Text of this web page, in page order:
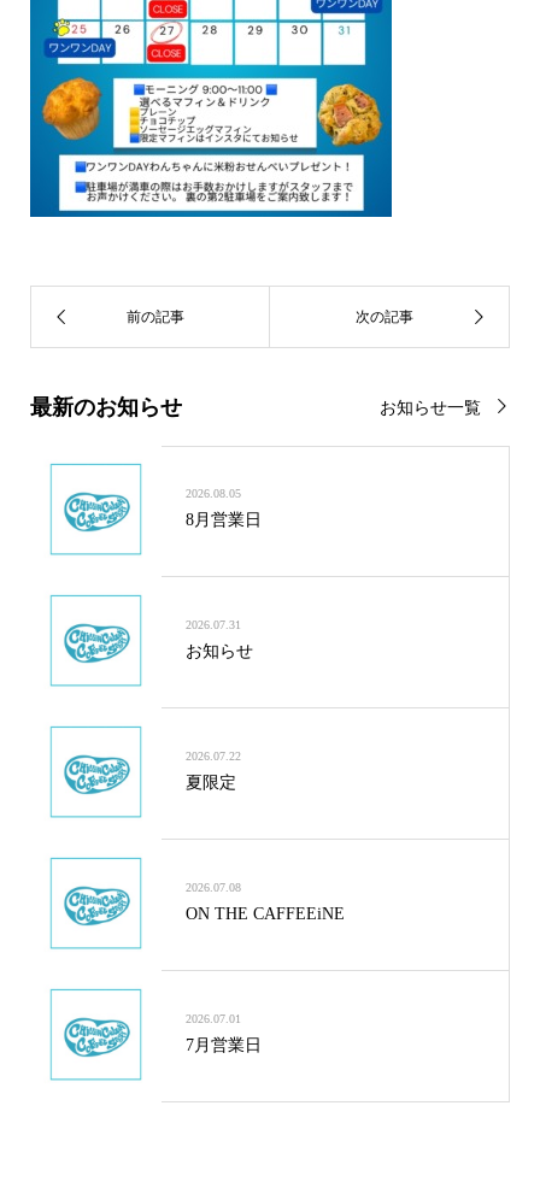
最新のお知らせ お知らせ一覧
2026.08.05
8月営業日
2026.07.31
お知らせ
2026.07.22
夏限定
2026.07.08
ON THE CAFFEEiNE
2026.07.01
7月営業日